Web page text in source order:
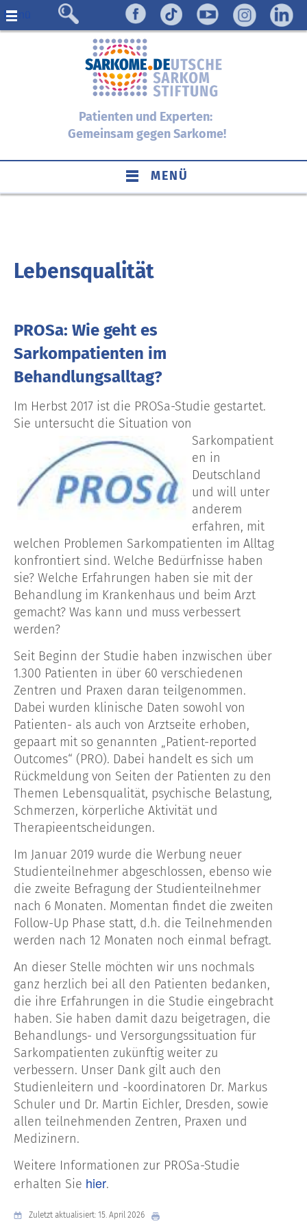
Menü
Patienten und Experten:
Gemeinsam gegen Sarkome!
MENÜ
Lebensqualität
PROSa: Wie geht es
Sarkompatienten im
Behandlungsalltag?
Im Herbst 2017 ist die PROSa-Studie gestartet.
Sie untersucht die Situation von
Sarkompatient
en in
Deutschland
und will unter
anderem
erfahren, mit
welchen Problemen Sarkompatienten im Alltag
konfrontiert sind. Welche Bedürfnisse haben
sie? Welche Erfahrungen haben sie mit der
Behandlung im Krankenhaus und beim Arzt
gemacht? Was kann und muss verbessert
werden?
Seit Beginn der Studie haben inzwischen über
1.300 Patienten in über 60 verschiedenen
Zentren und Praxen daran teilgenommen.
Dabei wurden klinische Daten sowohl von
Patienten- als auch von Arztseite erhoben,
gepaart mit so genannten „Patient-reported
Outcomes“ (PRO). Dabei handelt es sich um
Rückmeldung von Seiten der Patienten zu den
Themen Lebensqualität, psychische Belastung,
Schmerzen, körperliche Aktivität und
Therapieentscheidungen.
Im Januar 2019 wurde die Werbung neuer
Studienteilnehmer abgeschlossen, ebenso wie
die zweite Befragung der Studienteilnehmer
nach 6 Monaten. Momentan findet die zweiten
Follow-Up Phase statt, d.h. die Teilnehmenden
werden nach 12 Monaten noch einmal befragt.
An dieser Stelle möchten wir uns nochmals
ganz herzlich bei all den Patienten bedanken,
die ihre Erfahrungen in die Studie eingebracht
haben. Sie haben damit dazu beigetragen, die
Behandlungs- und Versorgungssituation für
Sarkompatienten zukünftig weiter zu
verbessern. Unser Dank gilt auch den
Studienleitern und -koordinatoren Dr. Markus
Schuler und Dr. Martin Eichler, Dresden, sowie
allen teilnehmenden Zentren, Praxen und
Medizinern.
Weitere Informationen zur PROSa-Studie
erhalten Sie hier.
Zuletzt aktualisiert: 15. April 2026